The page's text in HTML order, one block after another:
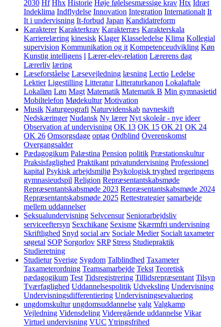
2030 Hf Hhx Historie Høje følelsesmæssige krav Htx Idræt
Indeklima Indflydelse Innovation Integration Internationalt It
It i undervisning It-forbud Japan Kandidatreform
Karakterer Karakterkrav Karakterræs Karakterskala
Karrierelæring kinesisk Klager Klasseledelse Klima Kollegial
supervision Kommunikation og it Kompetenceudvikling Køn
Kunstig intelligens l Lærer-elev-relation Lærerens dag
Lærerliv læring
Læseforståelse Læsevejledning læsning Lectio Ledelse
Lektier Ligestilling Litteratur Litteraturkanon Lokalaftale
Lokalløn Løn Magt Matematik Matematik B Min gymnasietid
Mobiltelefon Mødekultur Motivation
Musik Naturgeografi Naturvidenskab navneskift
Nedskæringer Nudansk Ny lærer Nyt skoleår - nye ideer
Observation af undervisning OK 13 OK 15 OK 21 OK 24
OK 26 Omsorgsdage optag Ordblind Overenskomst
Overgangsalder
Pædagogikum Palæstina Pension politik Præstationskultur
Praksisfaglighed Praktikant privatundervisning Professionel
kapital Psykisk arbejdsmiljø Psykologisk tryghed regeringens
gymnasieudspil Religion Repræsentantskabsmøde
Repræsentantskabsmøde 2023 Repræsentantskabsmøde 2024
Repræsentantskabsmøde 2025 Rettestrategier samarbejde
mellem uddannelser
Seksualundervisning Selvcensur Seniorarbejdsliv
serviceeftersyn Sexchikane Sexisme Skærmfri undervisning
Skriftlighed Snyd social arv Sociale Medier Socialt taxameter
søgetal SOP Sorgorlov SRP Stress Studiepraktik
Studieretning
Studietur Sverige Sygdom Talblindhed Taxameter
Taxameterordning Teamsamarbejde Tekst Teoretisk
pædagogikum Test Tidsregistrering Tillidsrepræsentant Tilsyn
Tværfaglighed Uddannelsespolitik Udveksling Undervisning
Undervisningsdifferentiering Undervisningsevaluering
ungdomskultur ungdomsuddannelse valg Valgkamp
Vejledning Vidensdeling Videregående uddannelse Vikar
Virtuel undervisning VUC Ytringsfrihed